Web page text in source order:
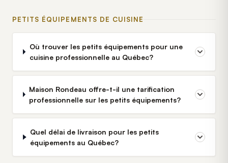
PETITS ÉQUIPEMENTS DE CUISINE
Où trouver les petits équipements pour une
cuisine professionnelle au Québec?
Maison Rondeau offre-t-il une tarification
professionnelle sur les petits équipements?
Quel délai de livraison pour les petits
équipements au Québec?